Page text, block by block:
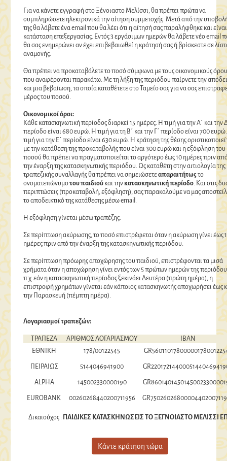
Για να κάνετε εγγραφή στο Ξένοιαστο Μελίσσι, θα πρέπει πρώτα να
συμπληρώσετε ηλεκτρονικά την αίτηση συμμετοχής. Μετά από την
της θα λάβετε ένα email που θα λέει ότι η αίτησή σας παραλήφθηκε και
κατάσταση επεξεργασίας. Εντός 3 εργάσιμων ημερών θα λάβετε νέο email
θα σας ενημερώνει αν έχει επιβεβαιωθεί η κράτησή σας ή βρίσκεστε σε
αναμονής.
Θα πρέπει να προκαταβάλετε το ποσό σύμφωνα με τους οικονομικούς
που αναφέρονται παρακάτω. Με τη λήξη της περιόδου παίρνετε την
και μια βεβαίωση, τα οποία καταθέτετε στο Ταμείο σας για να σας
μέρος του ποσού.
Οικονομικοί όροι:
Κάθε κατασκηνωτική περίοδος διαρκεί 15 ημέρες. Η τιμή για την Α΄ και την
περίοδο είναι 680 ευρώ. Η τιμή για τη Β΄ και την Γ΄ περίοδο είναι 700
τιμή για την Ε΄ περίοδο είναι 630 ευρώ. Η κράτηση της θέσης
με την κατάθεση της προκαταβολής που είναι 300 ευρώ και η εξόφληση του
ποσού θα πρέπει να πραγματοποιείται το αργότερο έως 10 ημέρες πριν
την έναρξη της κατασκηνωτικής περιόδου. Ως καταθέτη στην αιτιολογία της
τραπεζικής συναλλαγής θα πρέπει να σημειώσετεαπαραιτήτωςτο
ονοματεπώνυμοτου παιδιούκαι την κατασκηνωτική περίοδο. Και στις
περιπτώσεις (προκαταβολή, εξόφληση), σας παρακαλούμε να μας
το αποδεικτικό της κατάθεσης μέσω email.
Η εξόφληση γίνεται μέσω τραπέζης.
Σε περίπτωση ακύρωσης, το ποσό επιστρέφεται όταν η ακύρωση γίνει έως
ημέρες πριν από την έναρξη της κατασκηνωτικής περιόδου.
Σε περίπτωση πρόωρης αποχώρησης του παιδιού, επιστρέφονται τα μισά
χρήματα όταν η αποχώρηση γίνει εντός των 5 πρώτων ημερών της
π.χ. εάν η κατασκηνωτική περίοδος ξεκινάει Δευτέρα (πρώτη ημέρα), η
επιστροφή χρημάτων γίνεται εάν κάποιος κατασκηνωτής αποχωρήσει έως
την Παρασκευή (πέμπτη ημέρα).
Λογαριασμοί τραπεζών:
ΤΡΑΠΕΖΑ ΑΡΙΘΜΟΣ ΛΟΓΑΡΙΑΣΜΟΥ
ΙΒΑΝ
ΕΘΝΙΚΗ
178/00122545
ΠΕΙΡΑΙΩΣ 5144046941900
ALPHA 145002330000190
EUROBANK 00260268440200711956
Δικαιούχος : ΠΑΙΔΙΚΕΣ ΚΑΤΑΣΚΗΝΩΣΕΙΣ ΤΟ ΞΕΓΝΟΙΑΣΤΟ ΜΕΛΙΣΣΙ
Κάντε κράτηση τώρα